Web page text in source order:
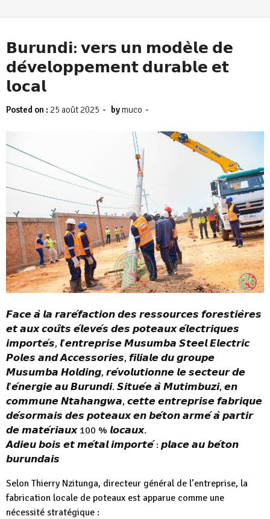
𝗕𝘂𝗿𝘂𝗻𝗱𝗶: 𝘃𝗲𝗿𝘀 𝘂𝗻 𝗺𝗼𝗱𝗲̀𝗹𝗲 𝗱𝗲
𝗱𝗲́𝘃𝗲𝗹𝗼𝗽𝗽𝗲𝗺𝗲𝗻𝘁 𝗱𝘂𝗿𝗮𝗯𝗹𝗲 𝗲𝘁
𝗹𝗼𝗰𝗮𝗹
Posted on : 25 août 2025 - bymuco -
𝙁𝙖𝙘𝙚 𝙖̀ 𝙡𝙖 𝙧𝙖𝙧𝙚́𝙛𝙖𝙘𝙩𝙞𝙤𝙣 𝙙𝙚𝙨 𝙧𝙚𝙨𝙨𝙤𝙪𝙧𝙘𝙚𝙨 𝙛𝙤𝙧𝙚𝙨𝙩𝙞𝙚̀𝙧𝙚𝙨
𝙚𝙩 𝙖𝙪𝙭 𝙘𝙤𝙪̂𝙩𝙨 𝙚́𝙡𝙚𝙫𝙚́𝙨 𝙙𝙚𝙨 𝙥𝙤𝙩𝙚𝙖𝙪𝙭 𝙚́𝙡𝙚𝙘𝙩𝙧𝙞𝙦𝙪𝙚𝙨
𝙞𝙢𝙥𝙤𝙧𝙩𝙚́𝙨, 𝙡’𝙚𝙣𝙩𝙧𝙚𝙥𝙧𝙞𝙨𝙚 𝙈𝙪𝙨𝙪𝙢𝙗𝙖 𝙎𝙩𝙚𝙚𝙡 𝙀𝙡𝙚𝙘𝙩𝙧𝙞𝙘
𝙋𝙤𝙡𝙚𝙨 𝙖𝙣𝙙 𝘼𝙘𝙘𝙚𝙨𝙨𝙤𝙧𝙞𝙚𝙨, 𝙛𝙞𝙡𝙞𝙖𝙡𝙚 𝙙𝙪 𝙜𝙧𝙤𝙪𝙥𝙚
𝙈𝙪𝙨𝙪𝙢𝙗𝙖 𝙃𝙤𝙡𝙙𝙞𝙣𝙜, 𝙧𝙚́𝙫𝙤𝙡𝙪𝙩𝙞𝙤𝙣𝙣𝙚 𝙡𝙚 𝙨𝙚𝙘𝙩𝙚𝙪𝙧 𝙙𝙚
𝙡’𝙚́𝙣𝙚𝙧𝙜𝙞𝙚 𝙖𝙪 𝘽𝙪𝙧𝙪𝙣𝙙𝙞. 𝙎𝙞𝙩𝙪𝙚́𝙚 𝙖̀ 𝙈𝙪𝙩𝙞𝙢𝙗𝙪𝙯𝙞, 𝙚𝙣
𝙘𝙤𝙢𝙢𝙪𝙣𝙚 𝙉𝙩𝙖𝙝𝙖𝙣𝙜𝙬𝙖, 𝙘𝙚𝙩𝙩𝙚 𝙚𝙣𝙩𝙧𝙚𝙥𝙧𝙞𝙨𝙚 𝙛𝙖𝙗𝙧𝙞𝙦𝙪𝙚
𝙙𝙚́𝙨𝙤𝙧𝙢𝙖𝙞𝙨 𝙙𝙚𝙨 𝙥𝙤𝙩𝙚𝙖𝙪𝙭 𝙚𝙣 𝙗𝙚́𝙩𝙤𝙣 𝙖𝙧𝙢𝙚́ 𝙖̀ 𝙥𝙖𝙧𝙩𝙞𝙧
𝙙𝙚 𝙢𝙖𝙩𝙚́𝙧𝙞𝙖𝙪𝙭 100 % 𝙡𝙤𝙘𝙖𝙪𝙭.
𝘼𝙙𝙞𝙚𝙪 𝙗𝙤𝙞𝙨 𝙚𝙩 𝙢𝙚́𝙩𝙖𝙡 𝙞𝙢𝙥𝙤𝙧𝙩𝙚́ : 𝙥𝙡𝙖𝙘𝙚 𝙖𝙪 𝙗𝙚́𝙩𝙤𝙣
𝙗𝙪𝙧𝙪𝙣𝙙𝙖𝙞𝙨
Selon Thierry Nzitunga, directeur général de l’entreprise, la
fabrication locale de poteaux est apparue comme une
nécessité stratégique :